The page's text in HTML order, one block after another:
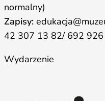
normalny)
Zapisy:
42 307 13 82/ 692
Wydarzenie